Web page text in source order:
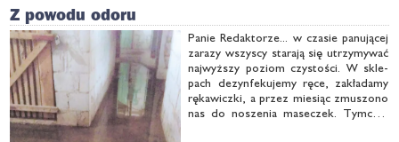
Z powodu odoru
Pa­nie Re­dak­to­rze... w cza­sie pa­nu­ją­cej
za­ra­zy wszy­scy sta­ra­ją się utrzy­my­wać
naj­wyż­szy po­ziom czy­sto­ści. W skle­
pach de­zyn­fe­ku­je­my rę­ce, za­kła­da­my
rę­ka­wicz­ki, a przez mie­siąc zmu­szo­no
nas do no­sze­nia ma­se­czek. Tym­cza­